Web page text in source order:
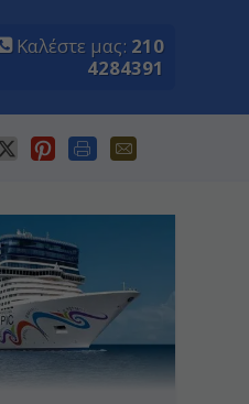
Καλέστε μας: 210
4284391